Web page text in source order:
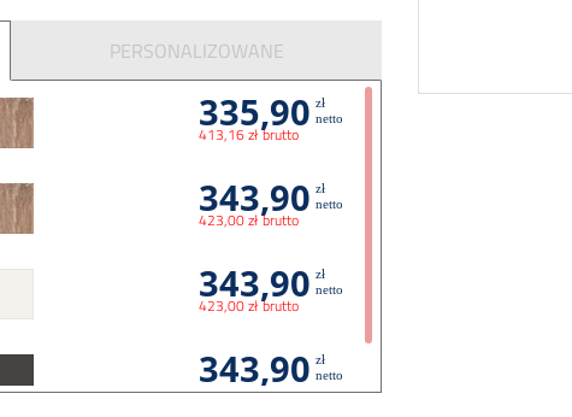
PERSONALIZOWANE
335,90 zł
netto
413,16 zł brutto
343,90 zł
netto
423,00 zł brutto
343,90 zł
netto
423,00 zł brutto
343,90 zł
netto
423,00 zł brutto